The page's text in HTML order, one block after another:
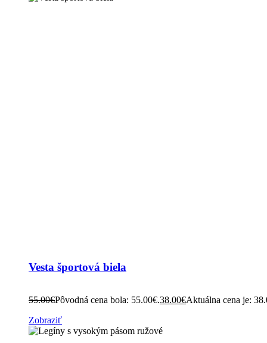
Vesta športová biela
55.00€Pôvodná cena bola: 55.00€.38.00€Aktuálna cena je:
Zobraziť